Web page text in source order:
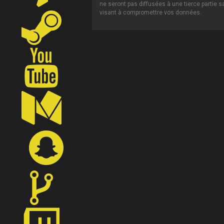
ne seront pas diffusées à une tierce partie
visant à compromettre vos données.